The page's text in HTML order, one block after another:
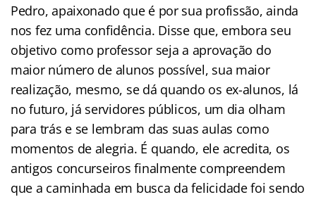
Pedro, apaixonado que é por sua profissão, ainda
nos fez uma confidência. Disse que, embora seu
objetivo como professor seja a aprovação do
maior número de alunos possível, sua maior
realização, mesmo, se dá quando os ex-alunos, lá
no futuro, já servidores públicos, um dia olham
para trás e se lembram das suas aulas como
momentos de alegria. É quando, ele acredita, os
antigos concurseiros finalmente compreendem
que a caminhada em busca da felicidade foi sendo